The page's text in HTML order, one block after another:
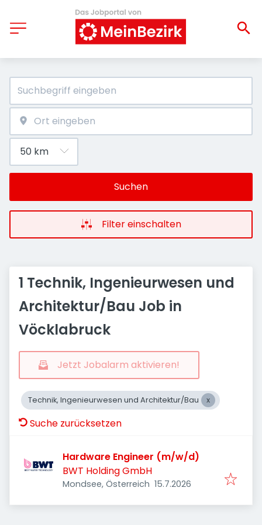
Suchen
Filter einschalten
1 Technik, Ingenieurwesen und
Architektur/Bau Job in
Vöcklabruck
Jetzt Jobalarm aktivieren!
Technik, Ingenieurwesen und Architektur/Bau
Suche zurücksetzen
Hardware Engineer (m/w/d)
BWT Holding GmbH
Mondsee, Österreich Veröffentlicht
15.7.2026